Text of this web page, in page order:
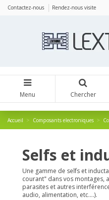
Contactez-nous Rendez-nous visite
Menu Chercher
Accueil Composants electroniques
Selfs et
Une gamme de selfs et
courant" dans vos montages,
parasites et autres
audio, alimentation, etc....).
Panneau de gestion des cookies